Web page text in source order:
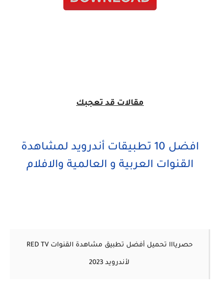
مقالات قد تعجبك
افضل 10 تطبيقات أندرويد لمشاهدة
القنوات العربية و العالمية والافلام
حصريااا تحميل أفضل تطبيق مشاهدة القنوات RED TV
لأندرويد 2023